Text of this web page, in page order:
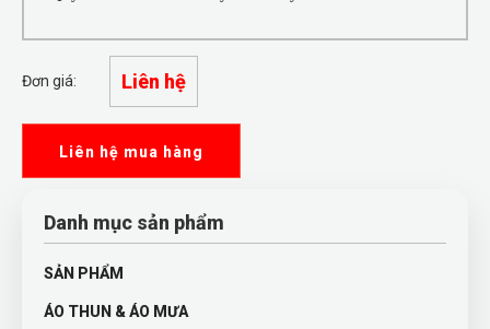
Đơn giá: Liên hệ
Liên hệ mua hàng
Danh mục sản phẩm
SẢN PHẨM
ÁO THUN & ÁO MƯA